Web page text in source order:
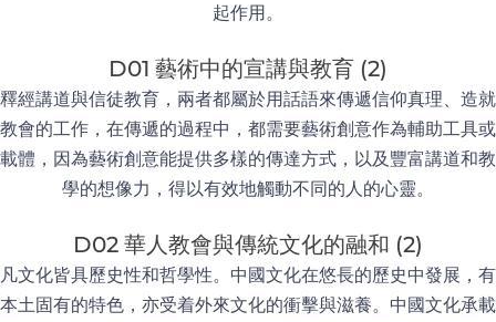
起作用。
D01 藝術中的宣講與教育 (2)
釋經講道與信徒教育，兩者都屬於用話語來傳遞信仰真理、造就
教會的工作，在傳遞的過程中，都需要藝術創意作為輔助工具或
載體，因為藝術創意能提供多樣的傳達方式，以及豐富講道和教
學的想像力，得以有效地觸動不同的人的心靈。
D02 華人教會與傳統文化的融和 (2)
凡文化皆具歷史性和哲學性。中國文化在悠長的歷史中發展，有
本土固有的特色，亦受着外來文化的衝擊與滋養。中國文化承載